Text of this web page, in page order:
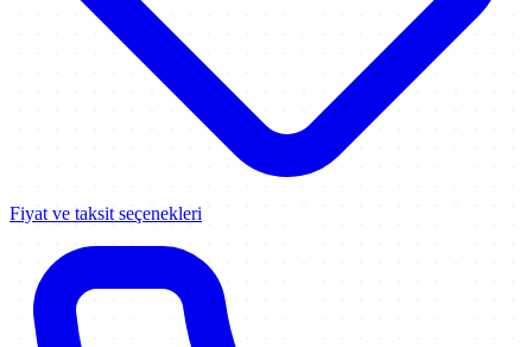
Fiyat ve taksit seçenekleri